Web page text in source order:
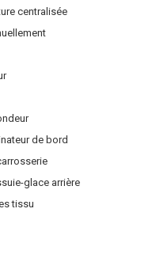
centralisée
de bord
glace arrière
tissu